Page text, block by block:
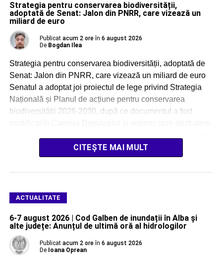
Strategia pentru conservarea biodiversității,
adoptată de Senat: Jalon din PNRR, care vizează un
miliard de euro
Publicat acum 2 ore în 6 august 2026
De Bogdan Ilea
Strategia pentru conservarea biodiversității, adoptată de
Senat: Jalon din PNRR, care vizează un miliard de euro
Senatul a adoptat joi proiectul de lege privind Strategia
Națională și Planul de acțiune pentru conservarea
biodiversității 2026-2030, după ce documentul a fost
CITEȘTE MAI MULT
ACTUALITATE
6-7 august 2026 | Cod Galben de inundații în Alba și
alte județe: Anunțul de ultimă oră al hidrologilor
Publicat acum 2 ore în 6 august 2026
De Ioana Oprean